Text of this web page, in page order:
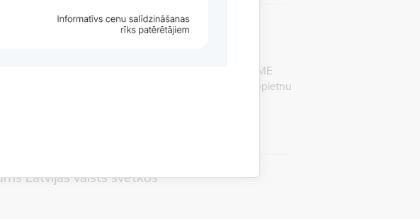
par nedrošu preci - rotaļlietu SLIME
tiesību aizsardzības centrs (PTAC), veicot rotaļlietas SLIME
testēšanu, konstatējis neatbilstības, kas var radīt nopietnu
Latvijas valsts svētkos